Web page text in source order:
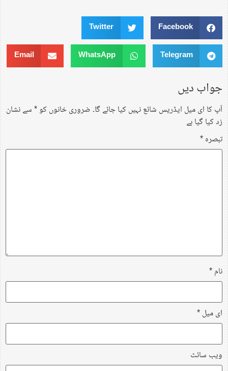
Facebook
Twitter
Telegram
WhatsApp
Email
جواب دیں
آپ کا ای میل ایڈریس شائع نہیں کیا جائے گا۔ضروری خانوں کو*سے نشان
زد کیا گیا ہے
تبصرہ*
نام*
ای میل*
ویب‌ سائٹ